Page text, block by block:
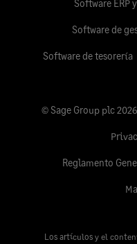
Software ERP
Software de
Software de tesorería
© Sage Group plc 2026
Reglamento
Los artículos y el